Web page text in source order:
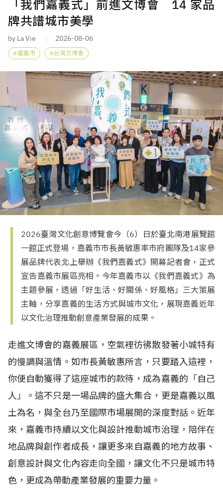
「我們嘉義式」前進文博會 14 家品
牌共譜城市美學
by La Vie 2026-08-06
嘉義市 台灣文博會
2026臺灣文化創意博覽會今（6）日於臺北南港展覽館
一館正式登場，嘉義市市長黃敏惠率市府團隊及14家參
展品牌代表北上舉辦《我們嘉義式》開幕記者會，正式
宣告嘉義市展區亮相。今年嘉義市以《我們嘉義式》為
主題參展，透過「好生活、好關係、好風格」三大策展
主軸，分享嘉義的生活方式與城市文化，展現嘉義近年
以文化治理推動創意產業發展的成果。
走進文博會的嘉義展區，空氣裡彷彿散發著小城特有
的慢調與溫情。如市長黃敏惠所言，只要踏入這裡，
你便自動獲得了這座城市的款待，成為嘉義的「自己
人」。這不只是一場品牌的盛大集合，更是嘉義以風
土為名，與全台乃至國際市場展開的深度對話。近年
來，嘉義市持續以文化與設計推動城市治理，陪伴在
地品牌與創作者成長，讓更多來自嘉義的地方故事、
創意設計與文化內容走向全國，讓文化不只是城市特
色，更成為帶動產業發展的重要力量。